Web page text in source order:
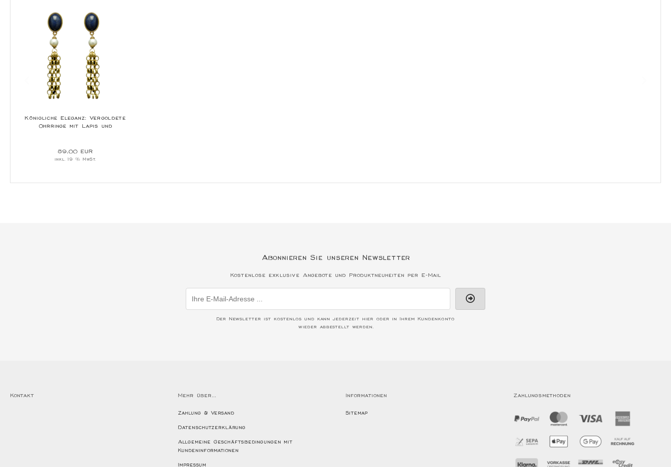
Königliche Eleganz: Vergoldete
Ohrringe mit Lapis und
89,00 EUR
inkl. 19 % MwSt.
Abonnieren Sie unseren Newsletter
Kostenlose exklusive Angebote und Produktneuheiten per E-Mail
Der Newsletter ist kostenlos und kann jederzeit hier oder in Ihrem Kundenkonto
wieder abbestellt werden.
Kontakt Mehr über...
Zahlung & Versand
Datenschutzerklärung
Allgemeine Geschäftsbedingungen mit
Kundeninformationen
Impressum
Informationen
Sitemap
Zahlungsmethoden